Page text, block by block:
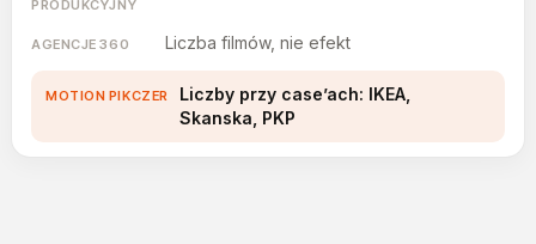
Liczba filmów, nie efekt
Liczby przy case’ach: IKEA,
Skanska, PKP